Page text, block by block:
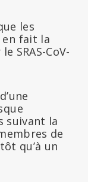
les
fait la
SRAS-CoV-
suivant la
de
qu’à un